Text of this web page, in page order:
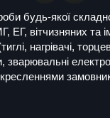
будь-якої
ЕГ, вітчизняних та
нагрівачі,
зварювальні
кресленнями